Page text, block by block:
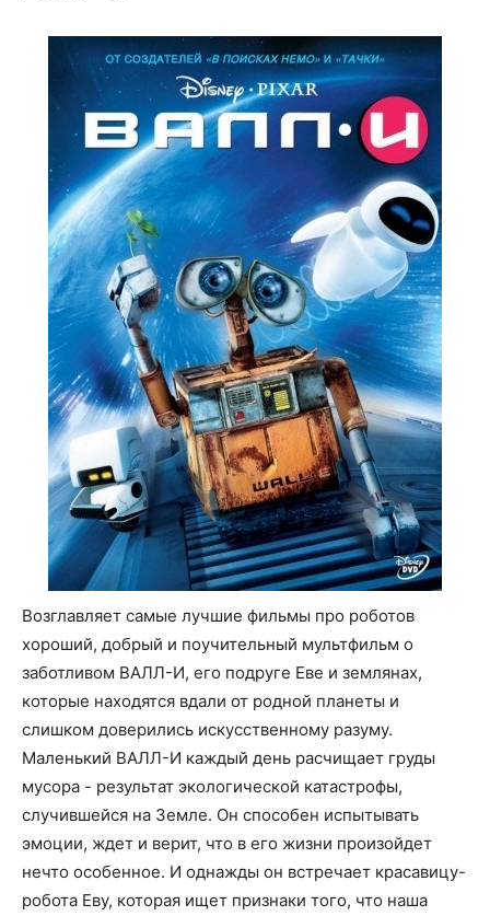
Возглавляет самые лучшие фильмы про роботов
хороший, добрый и поучительный мультфильм о
заботливом ВАЛЛ-И, его подруге Еве и землянах,
которые находятся вдали от родной планеты и
слишком доверились искусственному разуму.
Маленький ВАЛЛ-И каждый день расчищает груды
мусора - результат экологической катастрофы,
случившейся на Земле. Он способен испытывать
эмоции, ждет и верит, что в его жизни произойдет
нечто особенное. И однажды он встречает красавицу-
робота Еву, которая ищет признаки того, что наша